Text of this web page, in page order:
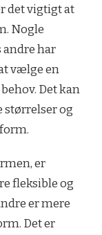
det vigtigt at
Nogle
andre har
vælge en
Det kan
størrelser og
er
fleksible og
er mere
Det er